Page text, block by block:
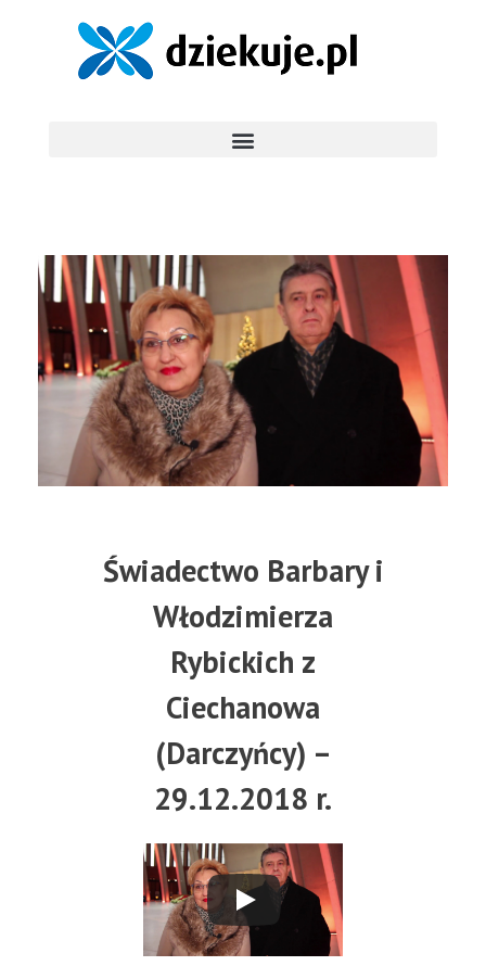
Świadectwo Barbary i
Włodzimierza
Rybickich z
Ciechanowa
(Darczyńcy) –
29.12.2018 r.